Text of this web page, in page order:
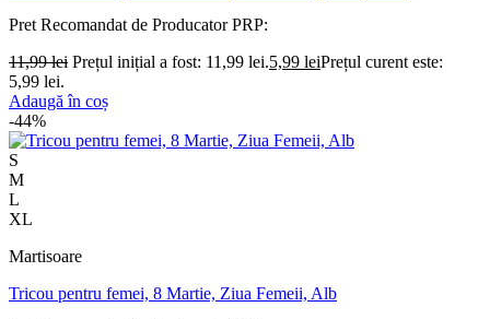
Pret Recomandat de ProducatorPRP:
11,99lei Prețul inițial a fost: 11,99 lei.5,99 leiPrețul curent este:
5,99 lei.
Adaugă în coș
-44%
S
M
L
XL
Martisoare
Tricou pentru femei, 8 Martie, Ziua Femeii, Alb